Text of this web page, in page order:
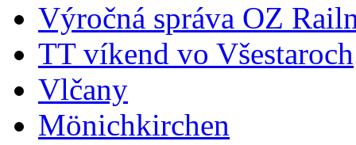
Výročná správa OZ
TT víkend vo Všestaroch
Vlčany
Mönichkirchen